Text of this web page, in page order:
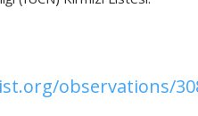
observations/